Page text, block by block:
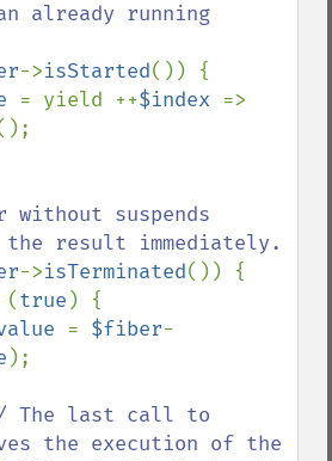
already running
->isStarted()) {
= yield ++$index
suspends
result immediately.
->isTerminated()) {
(
true ) {
= $fiber-
);
The last call to
the execution of the